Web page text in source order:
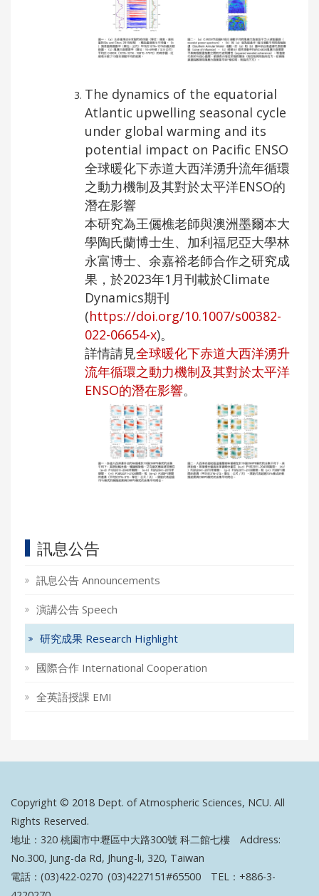
The dynamics of the equatorial
Atlantic upwelling seasonal cycle
under global warming and its
potential impact on Pacific ENSO
全球暖化下赤道大西洋湧升流年循環
之動力機制及其對於太平洋ENSO的
潛在影響
本研究為王儷樵老師與澳洲墨爾本大
學陶氏蘭博士生、加利福尼亞大學林
永富博士、余嘉裕老師合作之研究成
果，於2023年1月刊載於Climate
Dynamics期刊
(https://doi.org/10.1007/s00382-
022-06654-x)。
詳情請見全球暖化下赤道大西洋湧升
流年循環之動力機制及其對於太平洋
ENSO的潛在影響。
訊息公告
訊息公告 Announcements
演講公告 Speech
研究成果 Research Highlight
國際合作 International Cooperation
全英語授課 EMI
Copyright © 2018 Dept. of Atmospheric Sciences, NCU. All
Rights Reserved.
地址：320 桃園市中壢區中大路300號 科二館七樓 Address:
No.300, Jung-da Rd, Jhung-li, 320, Taiwan
電話：(03)422-0270 (03)4227151#65500 TEL：+886-3-